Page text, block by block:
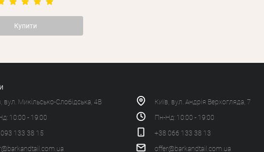
Купити
вул. Микільсько-Слобідська, 4В
10:00 - 19:00
133 38 15
Київ, вул. Андрія Верхогляда, 7
Пн-Нд: 10:00 - 19:00
+38 066 133 38 13
offer@barkandtail.com.ua